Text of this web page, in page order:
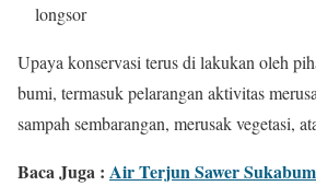
longsor
Upaya konservasi terus di lakukan oleh
bumi, termasuk pelarangan aktivitas
sampah sembarangan, merusak vegetasi,
Baca Juga : Air Terjun Sawer